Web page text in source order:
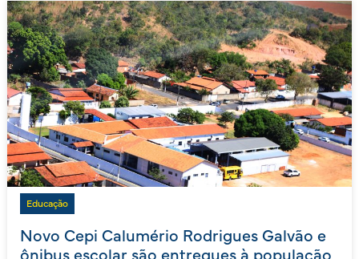
Educação
Novo Cepi Calumério Rodrigues Galvão e
ônibus escolar são entregues à população